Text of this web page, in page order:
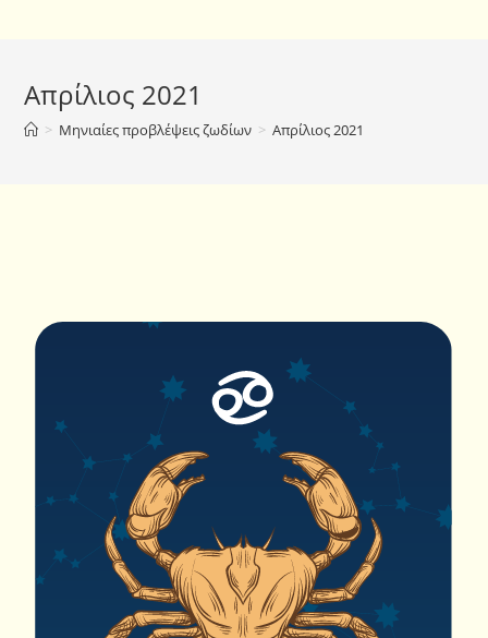
Απρίλιος 2021
> Μηνιαίες προβλέψεις ζωδίων > Απρίλιος 2021